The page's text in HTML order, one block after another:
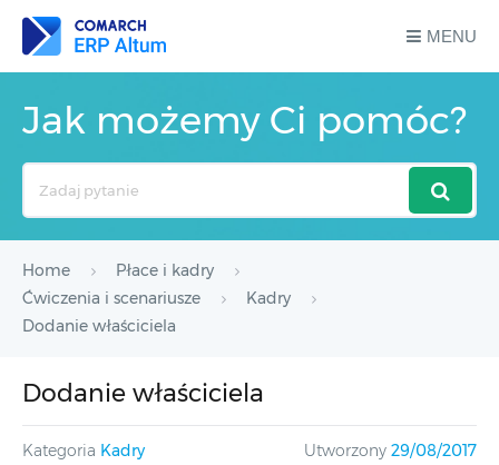
MENU
Jak możemy Ci pomóc?
Home
Płace i kadry
Ćwiczenia i scenariusze
Kadry
Dodanie właściciela
Dodanie właściciela
Kategoria Kadry Utworzony 29/08/2017